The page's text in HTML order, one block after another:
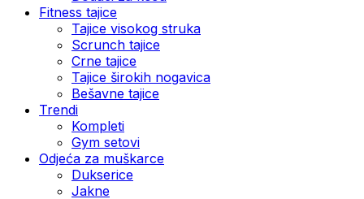
Fitness tajice
Tajice visokog struka
Scrunch tajice
Crne tajice
Tajice širokih nogavica
Bešavne tajice
Trendi
Kompleti
Gym setovi
Odjeća za muškarce
Dukserice
Jakne